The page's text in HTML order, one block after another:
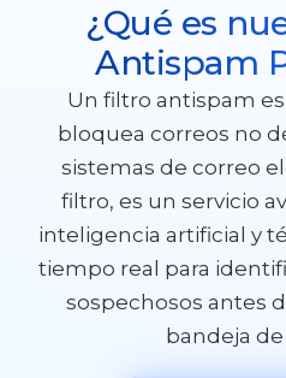
¿Qué es
Antispam
Un filtro antispam
bloquea correos no
sistemas de correo
filtro, es un servicio
inteligencia artificial y
tiempo real para
sospechosos antes
bandeja